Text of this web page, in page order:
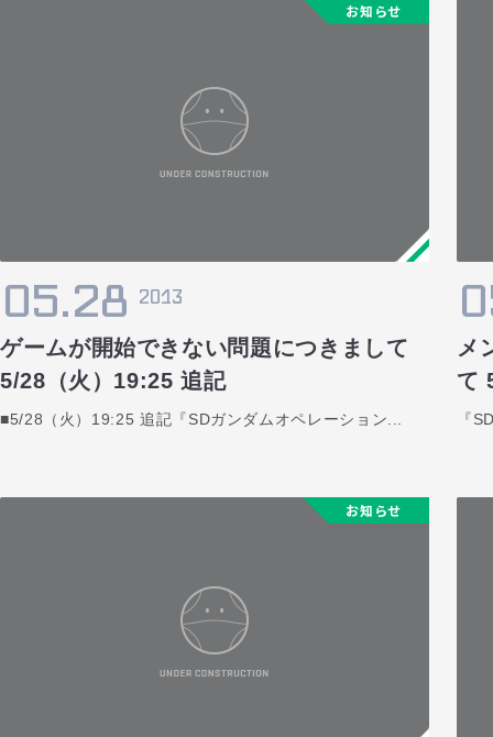
お知らせ
05.28 2013
ゲームが開始できない問題につきまして
5/28（火）19:25 追記
■5/28（火）19:25 追記『SDガンダムオペレーション...
メ
て
『
お知らせ